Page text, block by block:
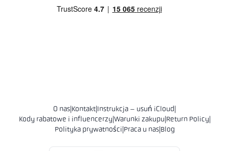
O nas|Kontakt|Instrukcja – usuń iCloud|
Kody rabatowe i influencerzy|Warunki zakupu|Return Policy|
Polityka prywatności|Praca u nas|Blog